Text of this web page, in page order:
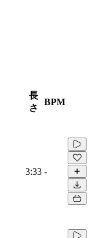
長
さ
BPM
3:33 -